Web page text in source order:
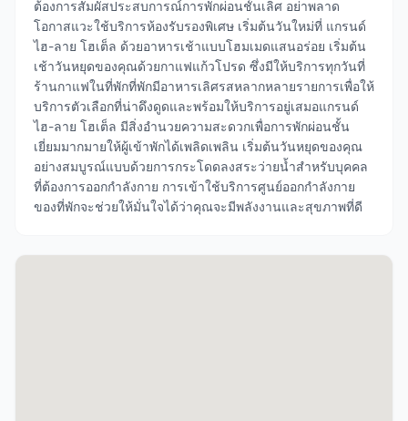
ต้องการสัมผัสประสบการณ์การพักผ่อนชั้นเลิศ อย่าพลาด
โอกาสแวะใช้บริการห้องรับรองพิเศษ เริ่มต้นวันใหม่ที่ แกรนด์
ไฮ-ลาย โฮเต็ล ด้วยอาหารเช้าแบบโฮมเมดแสนอร่อย เริ่มต้น
เช้าวันหยุดของคุณด้วยกาแฟแก้วโปรด ซึ่งมีให้บริการทุกวันที่
ร้านกาแฟในที่พักที่พักมีอาหารเลิศรสหลากหลายรายการเพื่อให้
บริการตัวเลือกที่น่าดึงดูดและพร้อมให้บริการอยู่เสมอแกรนด์
ไฮ-ลาย โฮเต็ล มีสิ่งอำนวยความสะดวกเพื่อการพักผ่อนชั้น
เยี่ยมมากมายให้ผู้เข้าพักได้เพลิดเพลิน เริ่มต้นวันหยุดของคุณ
อย่างสมบูรณ์แบบด้วยการกระโดดลงสระว่ายน้ำสำหรับบุคคล
ที่ต้องการออกกำลังกาย การเข้าใช้บริการศูนย์ออกกำลังกาย
ของที่พักจะช่วยให้มั่นใจได้ว่าคุณจะมีพลังงานและสุขภาพที่ดี